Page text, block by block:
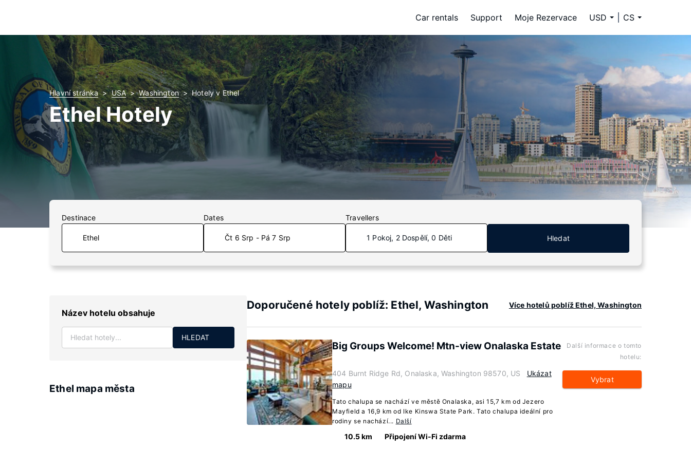
Car rentals Support Moje Rezervace USD CS
Hlavní stránka USA Washington Hotely v Ethel
Ethel Hotely
Destinace Dates
Čt 6 Srp - Pá 7 Srp
Travellers
1 Pokoj, 2 Dospělí, 0 Děti Hledat
Název hotelu obsahuje
HLEDAT
Ethel mapa města
Doporučené hotely poblíž: Ethel, Washington Více hotelů poblíž Ethel, Washington
Big Groups Welcome! Mtn-view Onalaska Estate
404 Burnt Ridge Rd, Onalaska, Washington 98570, US
Ukázat
mapu
Tato chalupa se nachází ve městě Onalaska, asi 15,7 km od Jezero
Mayfield a 16,9 km od Ike Kinswa State Park. Tato chalupa ideální pro
rodiny se nachází... Další
10.5 km Připojení Wi-Fi zdarma
Další informace o tomto
hotelu:
Vybrat